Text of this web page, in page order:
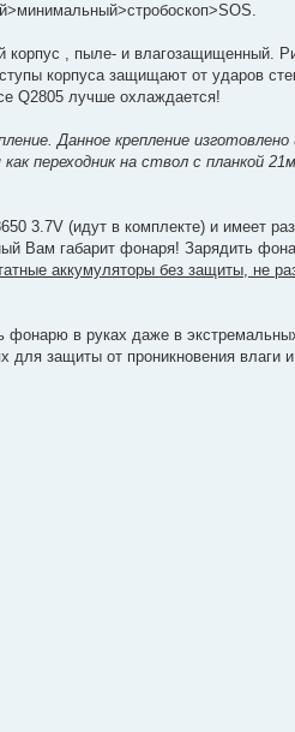
корпус , пыле- и влагозащищенный.
корпуса защищают от ударов
Q2805 лучше охлаждается!
Данное крепление
переходник на ствол с планкой
3.7V (идут в комплекте) и имеет
Вам габарит фонаря! Зарядить
аккумуляторы без защиты, не
фонарю в руках даже в
для защиты от проникновения влаги